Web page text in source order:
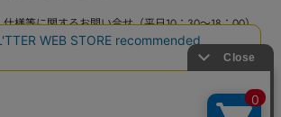
様等に関するお問い合せ（平日10：30～18：00）
テッドコールセンター